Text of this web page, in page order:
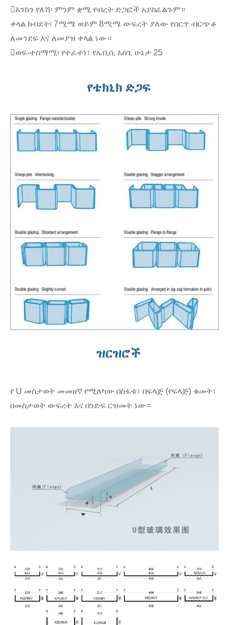
እንከን የለሽ፡ ምንም ቋሚ የብረት ድጋፎች አያስፈልጉም።
ቀላል ክብደት፡ 7ሚሜ ወይም 8ሚሜ ውፍረት ያለው የሰርጥ ብርጭቆ
ለመንደፍ እና ለመያዝ ቀላል ነው።
ወፍ-ተስማሚ፡ የተፈተነ፣ የኤቢሲ አስጊ ሁኔታ 25
የቴክኒክ ድጋፍ
ዝርዝሮች
የ U መስታወት መመዘኛ የሚለካው በስፋቱ፣ በፍላጅ (የፍላጅ) ቁመት፣
በመስታወት ውፍረት እና በንድፍ ርዝመት ነው።